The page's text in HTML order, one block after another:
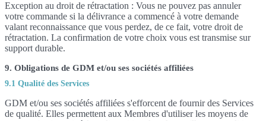
Exception au droit de rétractation : Vous ne pouvez pas annuler
votre commande si la délivrance a commencé à votre demande
valant reconnaissance que vous perdez, de ce fait, votre droit de
rétractation. La confirmation de votre choix vous est transmise sur
support durable.
9. Obligations de GDM et/ou ses sociétés affiliées
9.1 Qualité des Services
GDM et/ou ses sociétés affiliées s'efforcent de fournir des Services
de qualité. Elles permettent aux Membres d'utiliser les moyens de